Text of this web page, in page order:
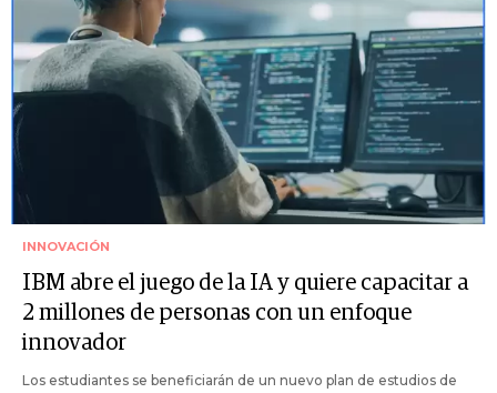
INNOVACIÓN
IBM abre el juego de la IA y quiere capacitar a
2 millones de personas con un enfoque
innovador
Los estudiantes se beneficiarán de un nuevo plan de estudios de